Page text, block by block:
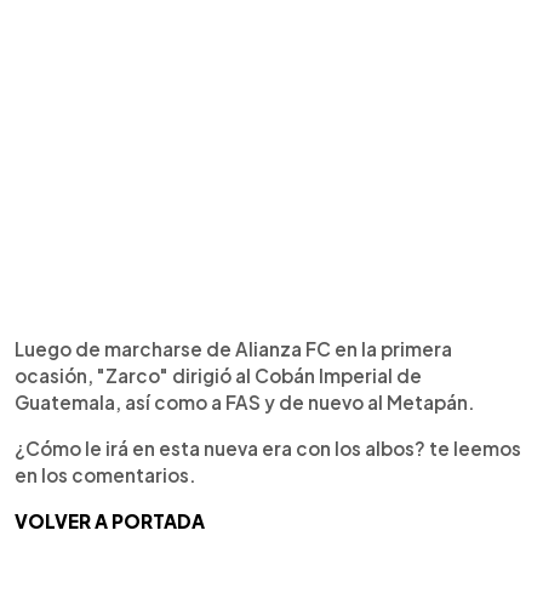
Luego de marcharse de Alianza FC en la primera
ocasión, "Zarco" dirigió al Cobán Imperial de
Guatemala, así como a FAS y de nuevo al Metapán.
¿Cómo le irá en esta nueva era con los albos? te leemos
en los comentarios.
VOLVER A PORTADA